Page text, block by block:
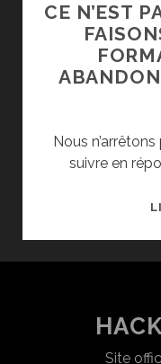
CE N’EST
Nous
suivre en
Site